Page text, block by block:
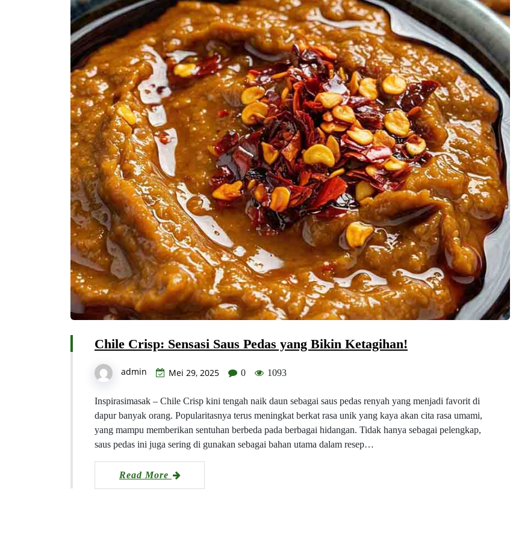
Chile Crisp: Sensasi Saus Pedas yang Bikin Ketagihan!
admin Mei 29, 2025 0 1093
Inspirasimasak – Chile Crisp kini tengah naik daun sebagai saus pedas renyah yang menjadi favorit di
dapur banyak orang. Popularitasnya terus meningkat berkat rasa unik yang kaya akan cita rasa umami,
yang mampu memberikan sentuhan berbeda pada berbagai hidangan. Tidak hanya sebagai pelengkap,
saus pedas ini juga sering di gunakan sebagai bahan utama dalam resep…
Read More